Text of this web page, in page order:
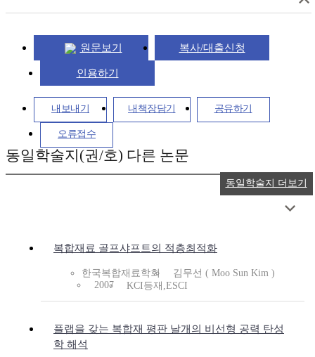
원문보기 복사/대출신청
인용하기
내보내기 내책장담기 공유하기
오류접수
동일학술지(권/호) 다른 논문
복합재료 골프샤프트의 적층최적화
한국복합재료학회
김무선 ( Moo Sun Kim )
2007
KCI등재,ESCI
플랩을 갖는 복합재 평판 날개의 비선형 공력 탄성
학 해석
동일학술지 더보기